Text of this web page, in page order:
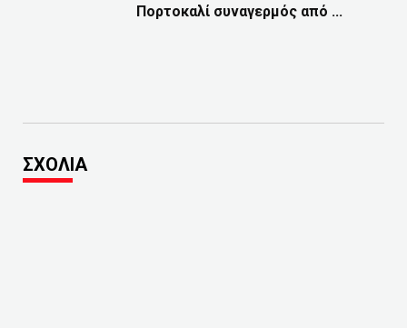
Πορτοκαλί συναγερμός από ...
ΣΧΟΛΙΑ